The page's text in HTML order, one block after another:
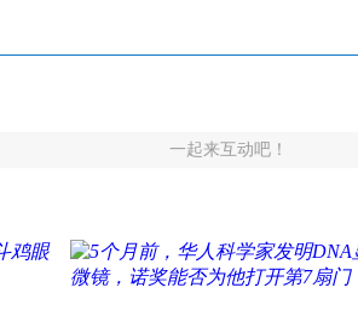
一起来互动吧！